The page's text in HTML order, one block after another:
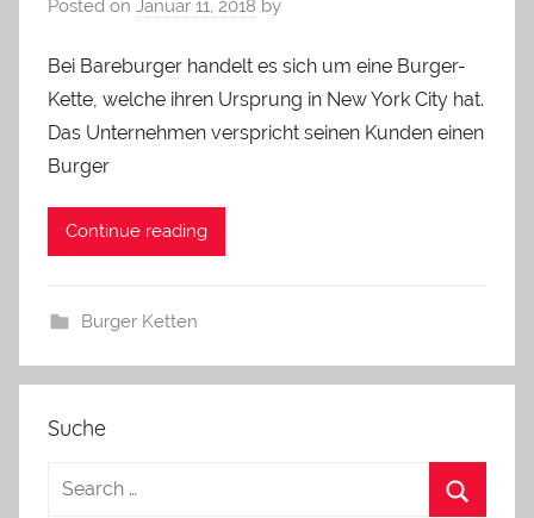
Posted on Januar 11, 2018 by
Bei Bareburger handelt es sich um eine Burger-
Kette, welche ihren Ursprung in New York City hat.
Das Unternehmen verspricht seinen Kunden einen
Burger
Continue reading
Burger Ketten
Suche